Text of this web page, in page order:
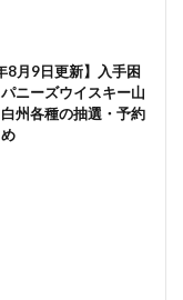
8月9日更新】入手困
ニーズウイスキー山
州各種の抽選・予約